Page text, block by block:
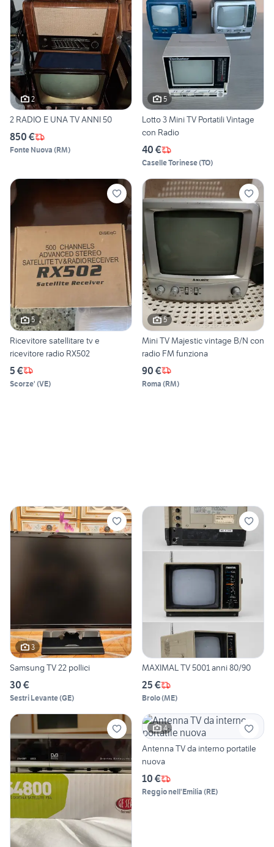
2
2 RADIO E UNA TV ANNI 50
850 €
Fonte Nuova (RM)
5
Lotto 3 Mini TV Portatili Vintage
con Radio
40 €
Caselle Torinese(TO)
5
Ricevitore satellitare tv e
ricevitore radio RX502
5 €
Scorze' (VE)
5
Mini TV Majestic vintage B/N con
radio FM funziona
90 €
Roma (RM)
3
Samsung TV 22 pollici
30 €
Sestri Levante(GE)
MAXIMAL TV 5001 anni 80/90
25 €
Brolo(ME)
4
Antenna TV da interno portatile
nuova
10 €
Reggio nell'Emilia (RE)